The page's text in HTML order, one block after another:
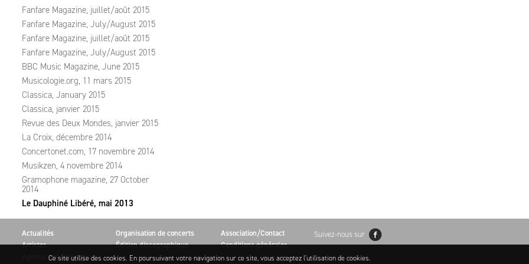
Fanfare Magazine, juillet/août 2015
Fanfare Magazine, July/August 2015
Fanfare Magazine, juillet/août 2015
Fanfare Magazine, July/August 2015
BBC Music Magazine, June 2015
Musicologie.org, 11 mars 2015
Classica, January 2015
Classica, janvier 2015
Revue des Deux Mondes, janvier 2015
La Croix, décembre 2014
Concertonet.com, 17 novembre 2014
Musikzen, 4 novembre 2014
Gramophone magazine, 27 October
2014
Le Dauphiné Libéré, mai 2013
Actualités
Artistes
Agenda des Concerts
Organisation de concerts
Édition discographique
Association/Contact
Conditions générales
Suivez-nous sur
Ce site utilise des cookies. En poursuivant votre navigation sur ce site, vous acceptez l'utilisation de cookies.